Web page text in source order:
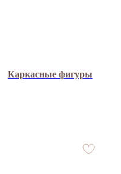
Каркасные фигуры